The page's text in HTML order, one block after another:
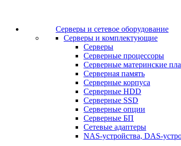
Серверы и сетевое оборудование
Серверы и комплектующие
Серверы
Серверные процессоры
Серверные материнские
Серверная память
Серверные корпуса
Серверные HDD
Серверные SSD
Серверные опции
Серверные БП
Сетевые адаптеры
NAS-устройства, DAS-